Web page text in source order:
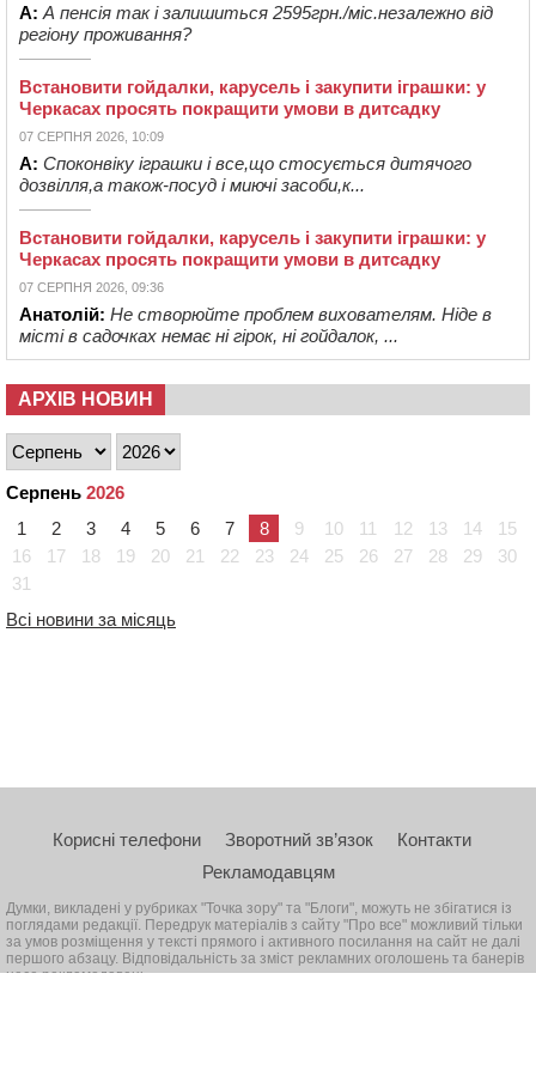
А: А пенсія так і залишиться 2595грн./міс.незалежно від
регіону проживання?
Встановити гойдалки, карусель і закупити іграшки: у
Черкасах просять покращити умови в дитсадку
07 СЕРПНЯ 2026, 10:09
А: Споконвіку іграшки і все,що стосується дитячого
дозвілля,а також-посуд і миючі засоби,к...
Встановити гойдалки, карусель і закупити іграшки: у
Черкасах просять покращити умови в дитсадку
07 СЕРПНЯ 2026, 09:36
Анатолій: Не створюйте проблем вихователям. Ніде в
місті в садочках немає ні гірок, ні гойдалок, ...
АРХІВ НОВИН
Серпень 2026
1
2 3 4 5 6 7 8 9 10 11 12 13 14
15
16
17 18 19 20 21 22 23 24 25 26 27 28 29
30
31
Всі новини за місяць
Корисні телефони Зворотний зв’язок
Контакти
Рекламодавцям
Думки, викладені у рубриках "Точка зору" та "Блоги", можуть не збігатися із
поглядами редакції. Передрук матеріалів з сайту "Про все" можливий тільки
за умов розміщення у тексті прямого і активного посилання на сайт не далі
першого абзацу. Відповідальність за зміст рекламних оголошень та банерів
несе рекламодавець